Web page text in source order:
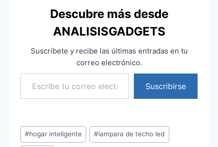
Descubre más desde
ANALISISGADGETS
Suscríbete y recibe las últimas entradas en tu
correo electrónico.
Escribe tu correo electrónico…
Suscribirse
Etiquetas
de
#hogar inteligente #lampara de techo led